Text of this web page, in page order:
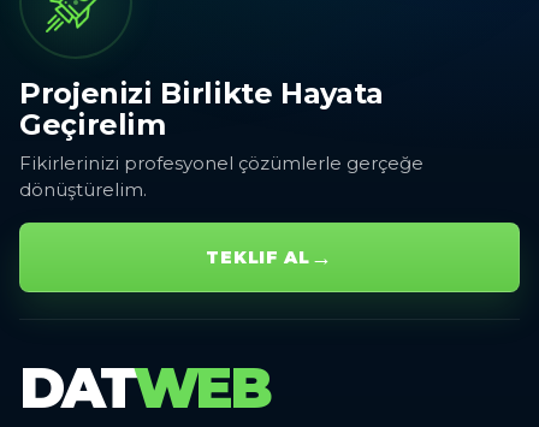
Projenizi Birlikte Hayata
Geçirelim
Fikirlerinizi profesyonel çözümlerle gerçeğe
dönüştürelim.
TEKLIF AL →
DATWEB